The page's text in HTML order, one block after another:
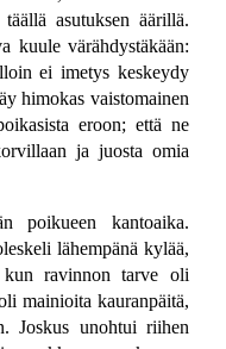
asutuksen äärillä.
kuule värähdystäkään:
ei imetys keskeydy
himokas vaistomainen
eroon; että ne
ja juosta omia
poikueen kantoaika.
lähempänä kylää,
ravinnon tarve oli
mainioita kauranpäitä,
Joskus unohtui riihen